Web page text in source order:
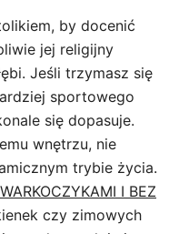
by docenić
jej religijny
Jeśli trzymasz się
sportowego
się dopasuje.
wnętrzu, nie
trybie życia.
I BEZ
czy zimowych